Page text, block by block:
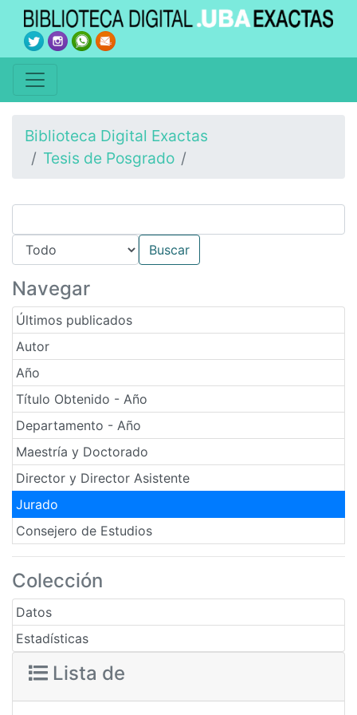
Biblioteca Digital Exactas
Tesis de Posgrado
Navegar
Últimos publicados
Autor
Año
Título Obtenido - Año
Departamento - Año
Maestría y Doctorado
Director y Director Asistente
Jurado
Consejero de Estudios
Colección
Datos
Estadísticas
Lista de